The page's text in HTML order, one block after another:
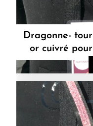
Dragonne-
or cuivré